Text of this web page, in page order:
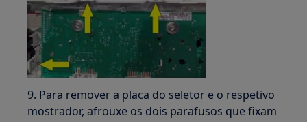
9. Para remover a placa do seletor e o respetivo
mostrador, afrouxe os dois parafusos que fixam